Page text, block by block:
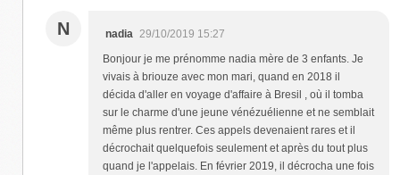
N nadia
29/10/2019 15:27
Bonjour je me prénomme nadia mère de 3 enfants. Je
vivais à briouze avec mon mari, quand en 2018 il
décida d'aller en voyage d'affaire à Bresil , où il tomba
sur le charme d'une jeune vénézuélienne et ne semblait
même plus rentrer. Ces appels devenaient rares et il
décrochait quelquefois seulement et après du tout plus
quand je l'appelais. En février 2019, il décrocha une fois